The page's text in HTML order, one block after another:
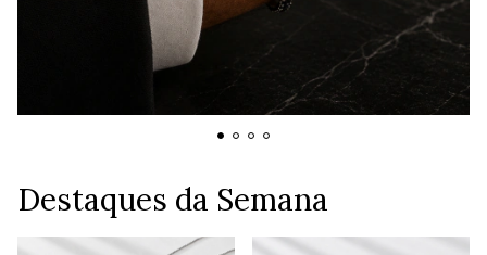
Destaques da Semana